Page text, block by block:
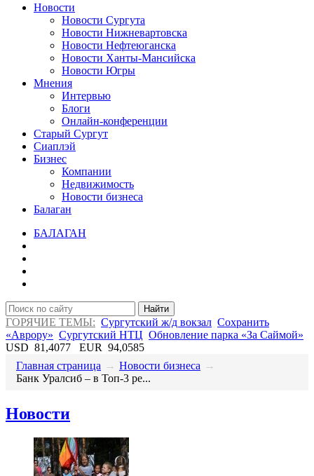
Новости
Новости Сургута
Новости Нижневартовска
Новости Нефтеюганска
Новости Ханты-Мансийска
Новости Югры
Мнения
Интервью
Блоги
Онлайн-конференции
Старый Сургут
Сиаплэй
Бизнес
Компании
Недвижимость
Новости бизнеса
Балаган
БАЛАГАН
Найти
ГОРЯЧИЕ ТЕМЫ: Сургутский ж/д вокзал Сохранить
«Аврору» Сургутский НТЦ Обновление парка «За Саймой»
USD 81,4077 EUR 94,0585
Главная страница → Новости бизнеса →
​Банк Уралсиб – в Топ-3 ре...
Новости